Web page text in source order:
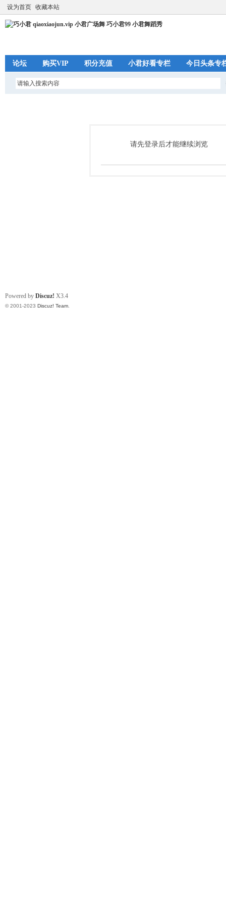
设为首页 收藏本站
论坛 购买VIP 积分充值 小君好看专栏 今日头条专
请先登录后才能继续浏览
Powered by Discuz! X3.4
© 2001-2023 Discuz! Team